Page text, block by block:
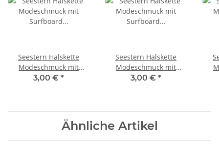
Seestern Halskette
Modeschmuck mit
Surfboard Anhänger ca
3,00 € *
Seestern Halskette
Modeschmuck mit
Surfboard Anhänger
3,00 € *
Ähnliche Artikel